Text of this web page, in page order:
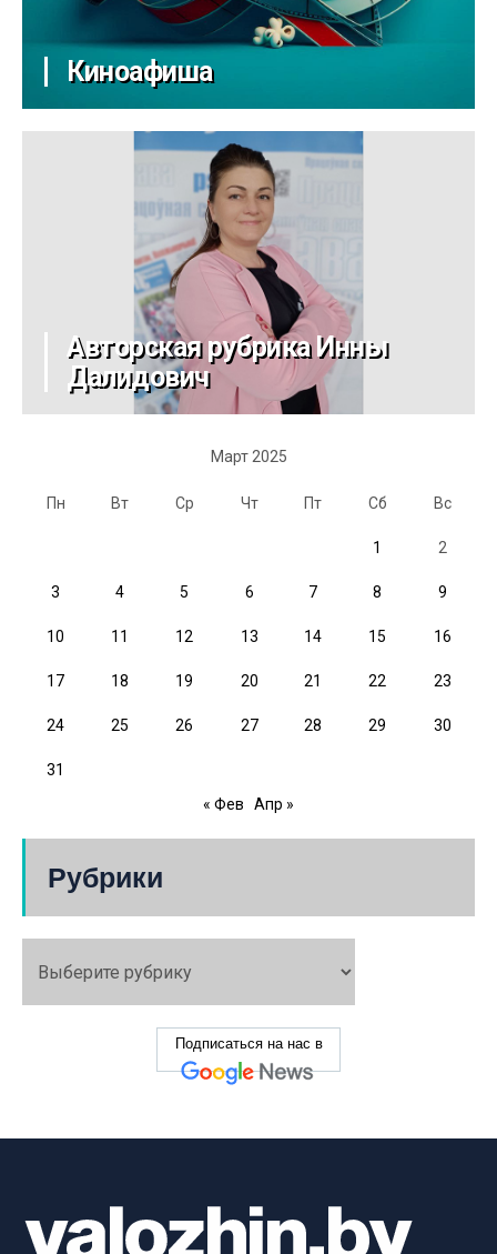
Киноафиша
Авторская рубрика Инны
Далидович
Март 2025
Пн Вт Ср Чт Пт Сб Вс
1 2
3 4 5 6 7 8 9
10 11 12 13 14 15 16
17 18 19 20 21 22 23
24 25 26 27 28 29 30
31
« Фев
Апр »
Рубрики
Подписаться на нас в